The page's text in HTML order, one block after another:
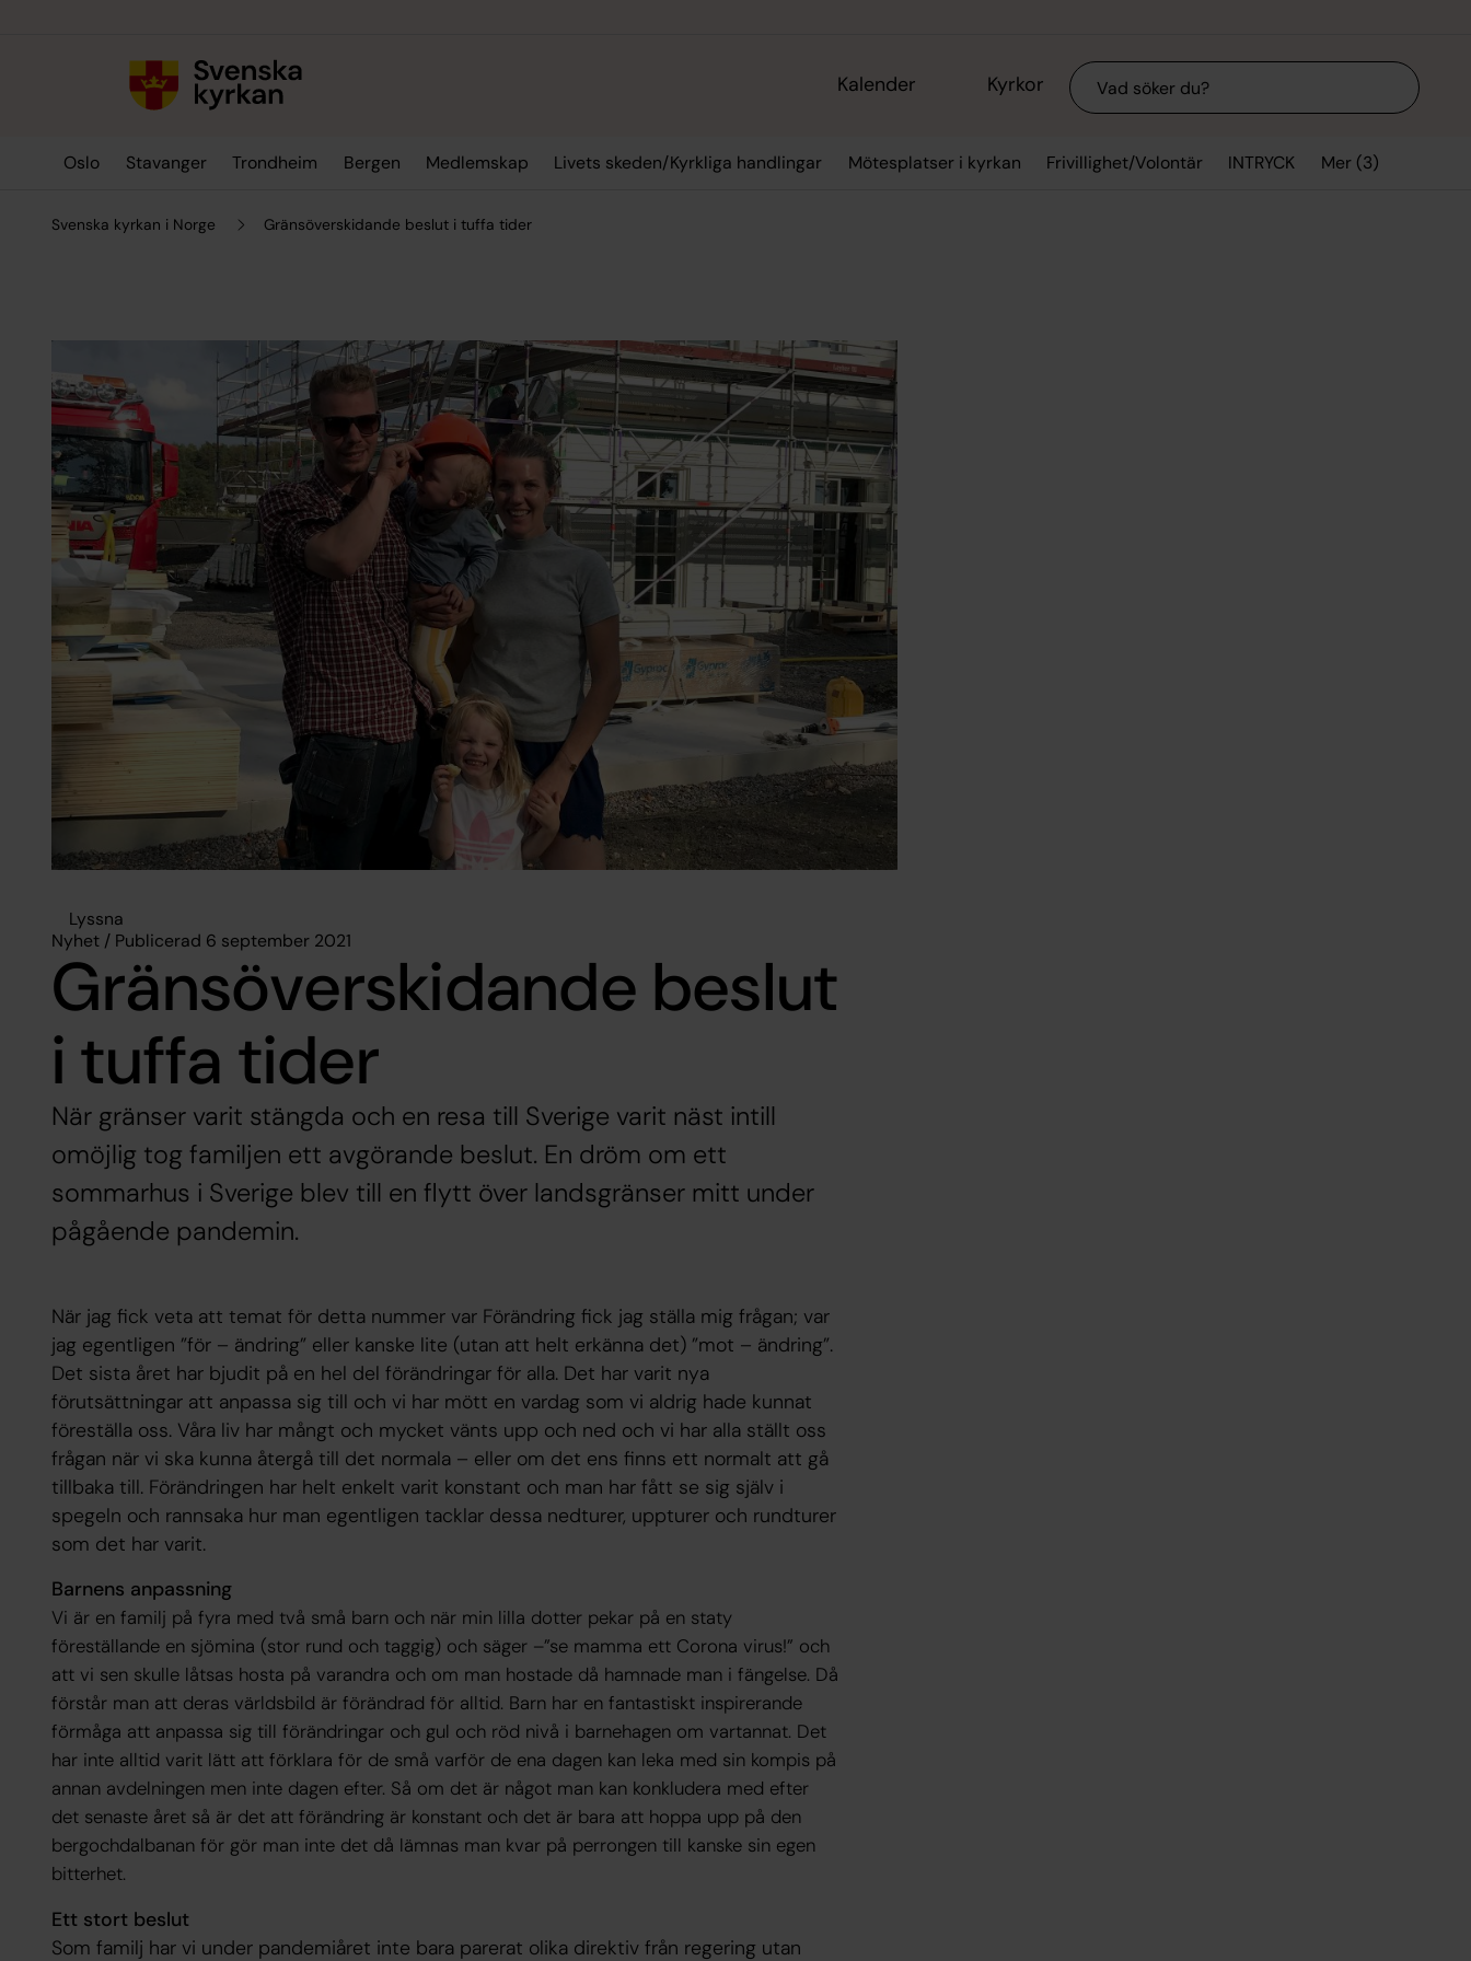
Kalender Kyrkor Sök
Oslo Stavanger Trondheim Bergen Medlemskap Livets skeden/Kyrkliga handlingar Mötesplatser i kyrkan Frivillighet/Volontär INTRYCK Mer (3)
Svenska kyrkan i Norge Gränsöverskidande beslut i tuffa tider
Lyssna
Nyhet / Publicerad 6 september 2021
Gränsöverskidande beslut
i tuffa tider
När gränser varit stängda och en resa till Sverige varit näst intill
omöjlig tog familjen ett avgörande beslut. En dröm om ett
sommarhus i Sverige blev till en flytt över landsgränser mitt under
pågående pandemin.
När jag fick veta att temat för detta nummer var Förändring fick jag ställa mig frågan; var
jag egentligen ”för – ändring” eller kanske lite (utan att helt erkänna det) ”mot – ändring”.
Det sista året har bjudit på en hel del förändringar för alla. Det har varit nya
förutsättningar att anpassa sig till och vi har mött en vardag som vi aldrig hade kunnat
föreställa oss. Våra liv har mångt och mycket vänts upp och ned och vi har alla ställt oss
frågan när vi ska kunna återgå till det normala – eller om det ens finns ett normalt att gå
tillbaka till. Förändringen har helt enkelt varit konstant och man har fått se sig själv i
spegeln och rannsaka hur man egentligen tacklar dessa nedturer, uppturer och rundturer
som det har varit.
Barnens anpassning
Vi är en familj på fyra med två små barn och när min lilla dotter pekar på en staty
föreställande en sjömina (stor rund och taggig) och säger –”se mamma ett Corona virus!” och
att vi sen skulle låtsas hosta på varandra och om man hostade då hamnade man i fängelse. Då
förstår man att deras världsbild är förändrad för alltid. Barn har en fantastiskt inspirerande
förmåga att anpassa sig till förändringar och gul och röd nivå i barnehagen om vartannat. Det
har inte alltid varit lätt att förklara för de små varför de ena dagen kan leka med sin kompis på
annan avdelningen men inte dagen efter. Så om det är något man kan konkludera med efter
det senaste året så är det att förändring är konstant och det är bara att hoppa upp på den
bergochdalbanan för gör man inte det då lämnas man kvar på perrongen till kanske sin egen
bitterhet.
Ett stort beslut
Som familj har vi under pandemiåret inte bara parerat olika direktiv från regering utan